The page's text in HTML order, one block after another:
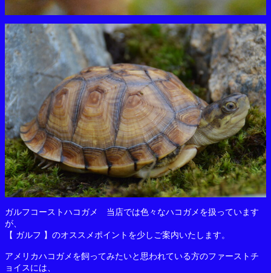
ガルフコーストハコガメ 当店では色々なハコガメを扱っています
が、
【 ガルフ 】のオススメポイントを少しご案内いたします。
アメリカハコガメを飼ってみたいと思われている方のファーストチ
ョイスには、